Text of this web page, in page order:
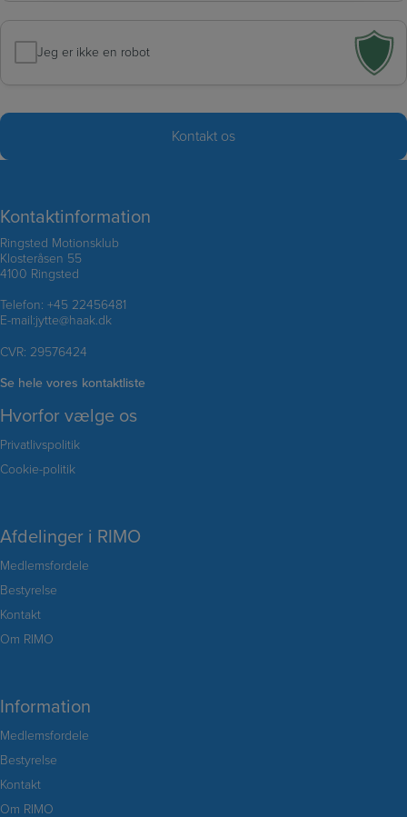
Jeg er ikke en robot
Kontaktinformation
Ringsted Motionsklub
Klosteråsen 55
4100 Ringsted
Telefon: +45 22456481
E-mail:jytte@haak.dk
CVR: 29576424
Se hele vores kontaktliste
Hvorfor vælge os
Privatlivspolitik
Cookie-politik
Afdelinger i RIMO
Medlemsfordele
Bestyrelse
Kontakt
Om RIMO
Information
Medlemsfordele
Bestyrelse
Kontakt
Om RIMO